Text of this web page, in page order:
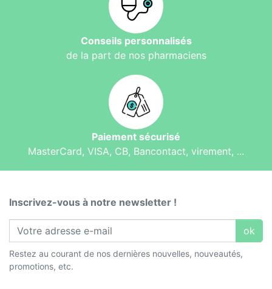
Conseils personnalisés
de la part de nos pharmaciens
Paiement sécurisé
MasterCard, VISA, CB, Bancontact, virement, ...
Inscrivez-vous à notre newsletter !
ok
Restez au courant de nos dernières nouvelles, nouveautés,
promotions, etc.